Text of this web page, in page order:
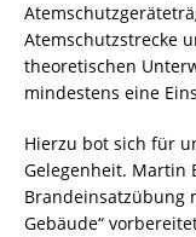
Atemschutzstrecke
theoretischen
mindestens eine
Hierzu bot sich für
Gelegenheit. Martin
Brandeinsatzübung
Gebäude“